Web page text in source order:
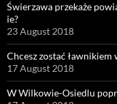
Świerzawa przekaże
ie?
23 August 2018
Chcesz zostać ławnikiem
17 August 2018
W Wilkowie-Osiedlu